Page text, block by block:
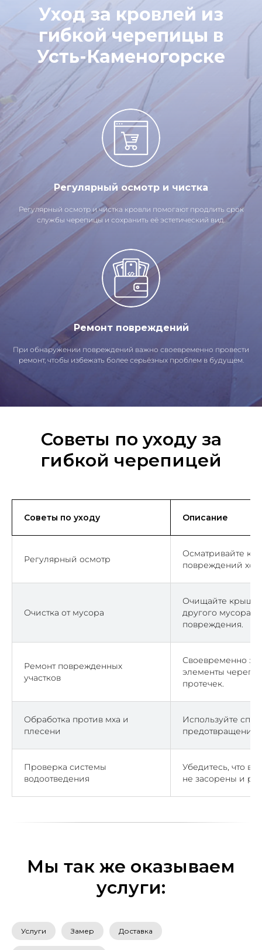
Уход за кровлей из
гибкой черепицы в
Усть-Каменогорске
Регулярный осмотр и чистка
Регулярный осмотр и чистка кровли помогают продлить срок
службы черепицы и сохранить её эстетический вид.
Ремонт повреждений
При обнаружении повреждений важно своевременно провести
ремонт, чтобы избежать более серьёзных проблем в будущем.
Советы по уходу за
гибкой черепицей
Советы по уходу Описание
Регулярный осмотр
Осматривайте
повреждений
Очистка от мусора
Очищайте крышу
другого мусора,
повреждения.
Ремонт поврежденных
участков
Своевременно
элементы
протечек.
Обработка против мха и
плесени
Используйте
предотвращения
Проверка системы
водоотведения
Убедитесь, что
не засорены и
Мы так же оказываем
услуги:
Услуги Замер Доставка